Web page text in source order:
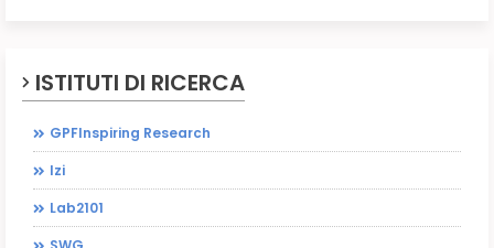
ISTITUTI DI RICERCA
GPFInspiring Research
Izi
Lab2101